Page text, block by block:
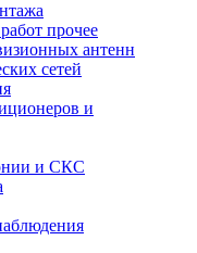
прочее
антенн
сетей
и
и СКС